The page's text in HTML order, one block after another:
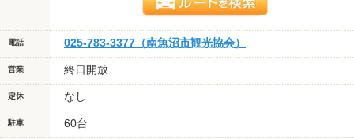
電話 025-783-3377（南魚沼市観光協会）
営業 終日開放
定休 なし
駐車 60台